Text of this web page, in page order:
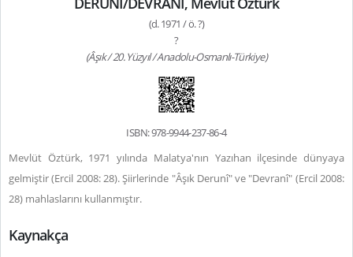
(d. 1971 / ö. ?)
?
(Âşık / 20. Yüzyıl / Anadolu-Osmanlı-Türkiye)
ISBN: 978-9944-237-86-4
Mevlüt Öztürk, 1971 yılında Malatya'nın Yazıhan ilçesinde dünyaya
gelmiştir (Ercil 2008: 28).Şiirlerinde "Âşık Derunî" ve "Devranî" (Ercil 2008:
28) mahlaslarını kullanmıştır.
Kaynakça